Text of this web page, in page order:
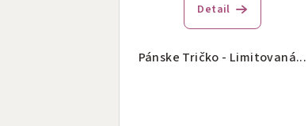
v
Detail
Pánske Tričko - Limitovaná...